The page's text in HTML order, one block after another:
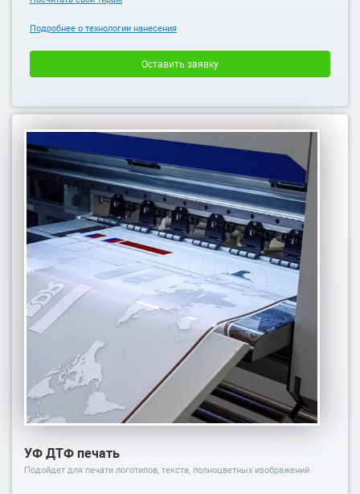
Подробнее о технологии нанесения
Оставить заявку
УФ ДТФ печать
Подойдет для печати логотипов, текста, полноцветных изображений